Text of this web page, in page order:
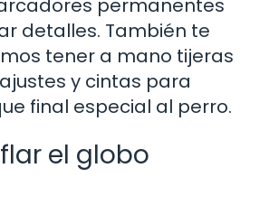
permanentes
detalles. También te
tener a mano tijeras
y cintas para
final especial al perro.
el globo